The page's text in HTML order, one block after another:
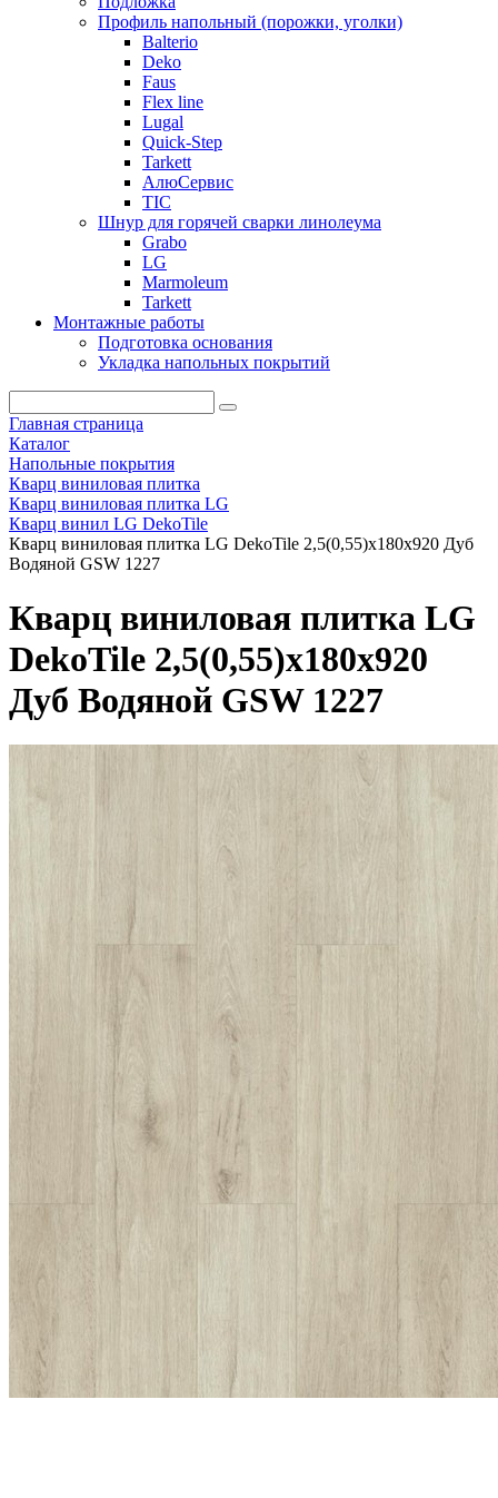
Профиль напольный (порожки, уголки)
Balterio
Deko
Faus
Flex line
Lugal
Quick-Step
Tarkett
АлюСервис
ТІС
Шнур для горячей сварки линолеума
Grabo
LG
Marmoleum
Tarkett
Монтажные работы
Подготовка основания
Укладка напольных покрытий
Главная страница
Каталог
Напольные покрытия
Кварц виниловая плитка
Кварц виниловая плитка LG
Кварц винил LG DekoTile
Кварц виниловая плитка LG DekoTile 2,5(0,55)x180x920 Дуб
Водяной GSW 1227
Кварц виниловая плитка LG
DekoTile 2,5(0,55)x180x920
Дуб Водяной GSW 1227